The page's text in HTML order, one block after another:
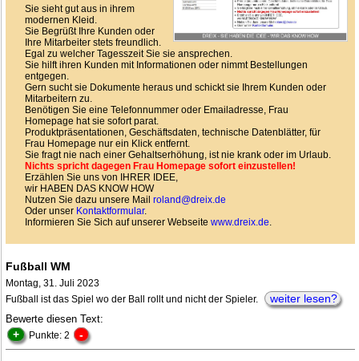
Sie sieht gut aus in ihrem
modernen Kleid.
Sie Begrüßt Ihre Kunden oder
Ihre Mitarbeiter stets freundlich.
Egal zu welcher Tagesszeit Sie sie ansprechen.
Sie hilft ihren Kunden mit Informationen oder nimmt Bestellungen
entgegen.
Gern sucht sie Dokumente heraus und schickt sie Ihrem Kunden oder
Mitarbeitern zu.
Benötigen Sie eine Telefonnummer oder Emailadresse, Frau
Homepage hat sie sofort parat.
Produktpräsentationen, Geschäftsdaten, technische Datenblätter, für
Frau Homepage nur ein Klick entfernt.
Sie fragt nie nach einer Gehaltserhöhung, ist nie krank oder im Urlaub.
Nichts spricht dagegen Frau Homepage sofort einzustellen!
Erzählen Sie uns von IHRER IDEE,
wir HABEN DAS KNOW HOW
Nutzen Sie dazu unsere Mail roland@dreix.de
Oder unser Kontaktformular.
Informieren Sie Sich auf unserer Webseite www.dreix.de.
Fußball WM
Montag, 31. Juli 2023
Fußball ist das Spiel wo der Ball rollt und nicht der Spieler.
weiter lesen?
Bewerte diesen Text:
+ Punkte: 2 -